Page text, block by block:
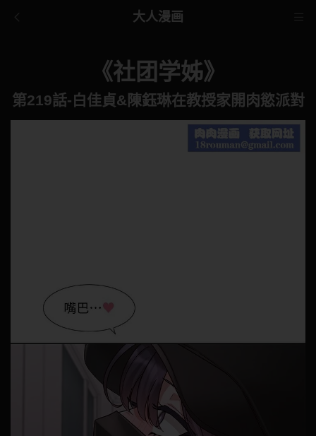
大人漫画
《社团学姊》
第219話-白佳貞&陳鈺琳在教授家開肉慾派對